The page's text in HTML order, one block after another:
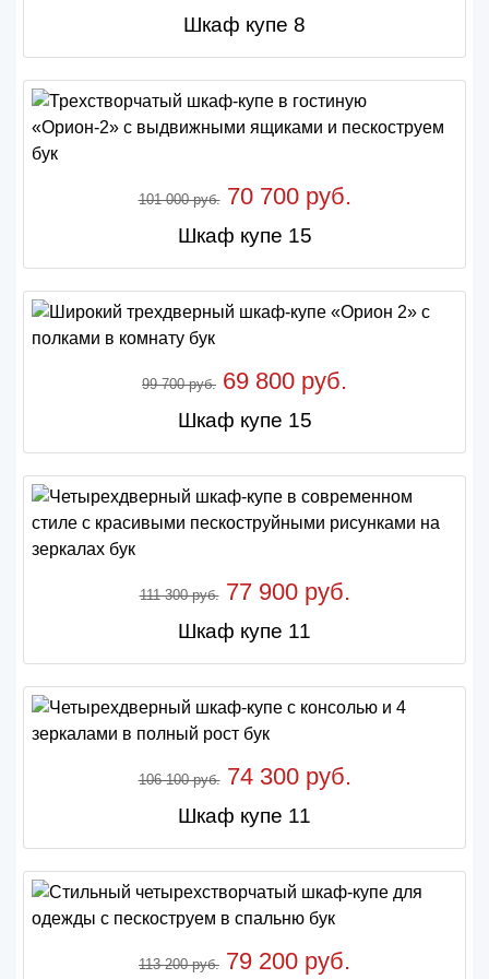
Шкаф купе 8
101 000 руб.70 700 руб.
Шкаф купе 15
99 700 руб. 69 800 руб.
Шкаф купе 15
111 300 руб.77 900 руб.
Шкаф купе 11
106 100 руб.74 300 руб.
Шкаф купе 11
113 200 руб. 79 200 руб.